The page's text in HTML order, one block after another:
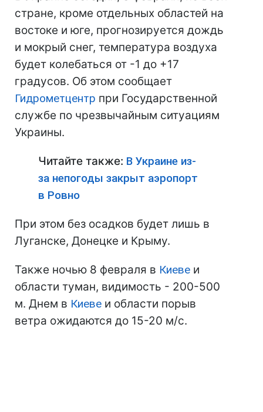
стране, кроме отдельных областей на
востоке и юге, прогнозируется дождь
и мокрый снег, температура воздуха
будет колебаться от -1 до +17
градусов. Об этом сообщает
Гидрометцентр при Государственной
службе по чрезвычайным ситуациям
Украины.
Читайте также: В Украине из-
за непогоды закрыт аэропорт
в Ровно
При этом без осадков будет лишь в
Луганске, Донецке и Крыму.
Также ночью 8 февраля в Киеве и
области туман, видимость - 200-500
м. Днем в Киеве и области порыв
ветра ожидаются до 15-20 м/с.